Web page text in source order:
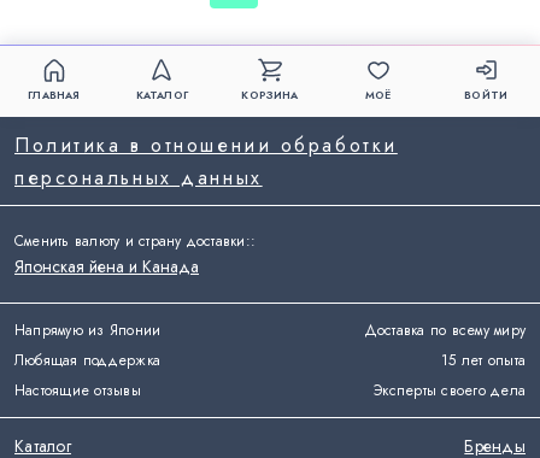
ГЛАВНАЯ КАТАЛОГ КОРЗИНА МОЁ ВОЙТИ
Напрямую из Японии
Доставка по всему миру
Любящая поддержка
15 лет опыта
Настоящие отзывы
Эксперты своего дела
Политика в отношении обработки
персональных данных
Каталог
Бренды
Сменить валюту и страну доставки::
Японская йена и Канада